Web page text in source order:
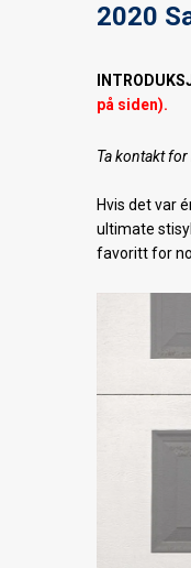
2020
på siden).
Ta kontakt
Hvis det var
ultimate
favoritt for